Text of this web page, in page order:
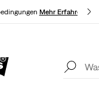
Mehr Erfahren
Erfahren